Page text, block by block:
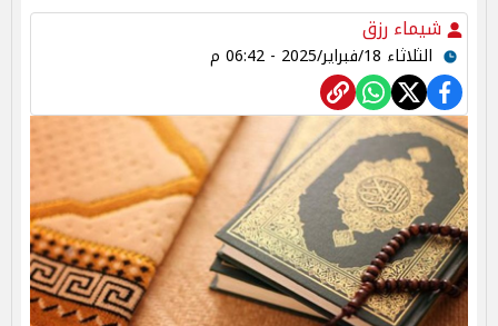
شيماء رزق
الثلاثاء 18/فبراير/2025 - 06:42 م